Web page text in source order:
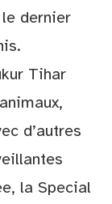
dernier
Tihar
d’autres
la Special